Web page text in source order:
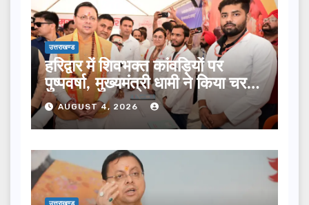
उत्तराखण्ड
हरिद्वार में शिवभक्त कांवड़ियों पर
पुष्पवर्षा, मुख्यमंत्री धामी ने किया चरण
प्रक्षालन…
AUGUST 4, 2026